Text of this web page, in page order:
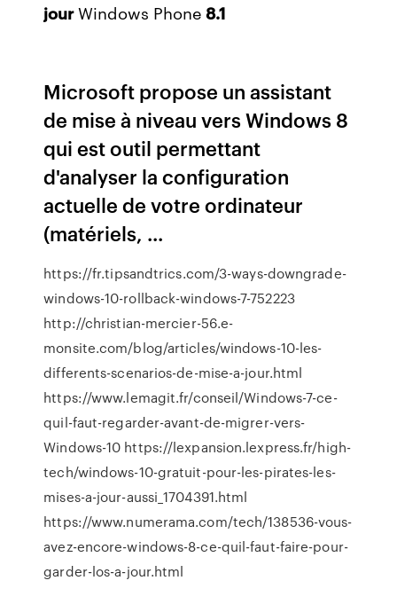
jourWindows Phone8.1
Microsoft propose un assistant
de mise à niveau vers Windows 8
qui est outil permettant
d'analyser la configuration
actuelle de votre ordinateur
(matériels, ...
https://fr.tipsandtrics.com/3-ways-downgrade-
windows-10-rollback-windows-7-752223
http://christian-mercier-56.e-
monsite.com/blog/articles/windows-10-les-
differents-scenarios-de-mise-a-jour.html
https://www.lemagit.fr/conseil/Windows-7-ce-
quil-faut-regarder-avant-de-migrer-vers-
Windows-10 https://lexpansion.lexpress.fr/high-
tech/windows-10-gratuit-pour-les-pirates-les-
mises-a-jour-aussi_1704391.html
https://www.numerama.com/tech/138536-vous-
avez-encore-windows-8-ce-quil-faut-faire-pour-
garder-los-a-jour.html